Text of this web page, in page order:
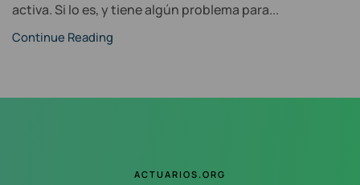
activa. Si lo es, y tiene algún problema para...
Continue Reading
ACTUARIOS.ORG